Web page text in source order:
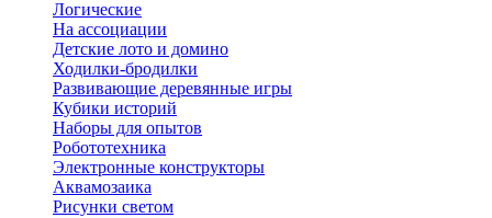
Логические
На ассоциации
Детские лото и домино
Ходилки-бродилки
Развивающие деревянные игры
Кубики историй
Наборы для опытов
Робототехника
Электронные конструкторы
Аквамозаика
Рисунки светом